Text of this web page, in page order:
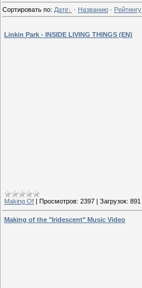
Сортировать по: Дате · Названию · Рейтингу
Linkin Park - INSIDE LIVING THINGS (EN)
Making Of Просмотров: 2397 Загрузок: 891
Making of the "Iridescent" Music Video